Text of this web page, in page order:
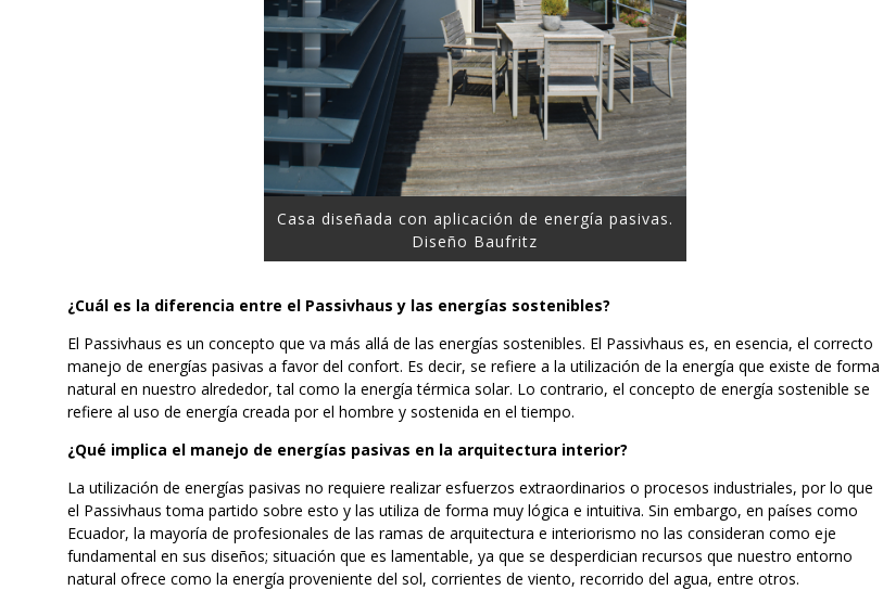
Casa diseñada con aplicación de energía pasivas.
Diseño Baufritz
¿Cuál es la diferencia entre el Passivhaus y las energías sostenibles?
El Passivhaus es un concepto que va más allá de las energías sostenibles. El Passivhaus es, en esencia, el correcto
manejo de energías pasivas a favor del confort. Es decir, se refiere a la utilización de la energía que existe de forma
natural en nuestro alrededor, tal como la energía térmica solar. Lo contrario, el concepto de energía sostenible se
refiere al uso de energía creada por el hombre y sostenida en el tiempo.
¿Qué implica el manejo de energías pasivas en la arquitectura interior?
La utilización de energías pasivas no requiere realizar esfuerzos extraordinarios o procesos industriales, por lo que
el Passivhaus toma partido sobre esto y las utiliza de forma muy lógica e intuitiva. Sin embargo, en países como
Ecuador, la mayoría de profesionales de las ramas de arquitectura e interiorismo no las consideran como eje
fundamental en sus diseños; situación que es lamentable, ya que se desperdician recursos que nuestro entorno
natural ofrece como la energía proveniente del sol, corrientes de viento, recorrido del agua, entre otros.